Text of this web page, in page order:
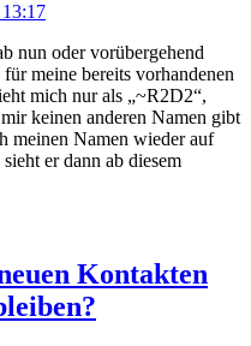
nun oder vorübergehend
meine bereits vorhandenen
mich nur als „~R2D2“,
keinen anderen Namen gibt
meinen Namen wieder auf
er dann ab diesem
Kontakten